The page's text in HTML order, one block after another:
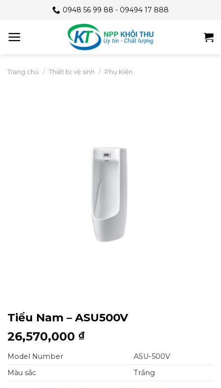
content
0948 56 99 88 - 09494 17 888
Trang chủ / Thiết bị vệ sinh / Phụ Kiện
Tiểu Nam – ASU500V
26,570,000 ₫
Model Number
ASU-500V
Màu sắc
Trắng